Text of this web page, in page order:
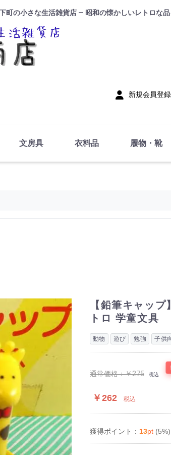
町の小さな生活雑貨店 — 昭和の懐かしいレトロな
新規会員登録
文房具 衣料品 履物・靴
【鉛筆キャッ
トロ 学童文具
動物 遊び 勉強 子供
通常価格：￥275 税込
￥262 税込
獲得ポイント： 13pt (5%)